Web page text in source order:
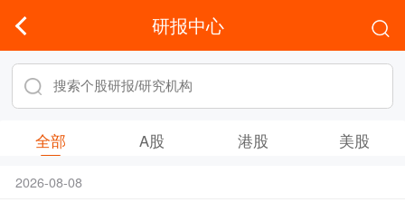
研报中心
全部 A股 港股 美股
2026-08-08